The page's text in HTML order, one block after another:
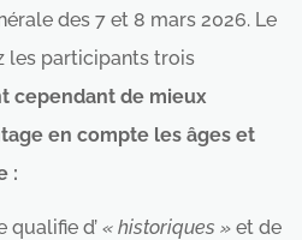
des 7 et 8 mars 2026. Le
les participants trois
cependant de mieux
en compte les âges et
:
qualifie d’ « historiques »et de